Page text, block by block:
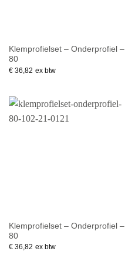
Klemprofielset – Onderprofiel –
80
€36,82 ex btw
Klemprofielset – Onderprofiel –
80
€36,82 ex btw